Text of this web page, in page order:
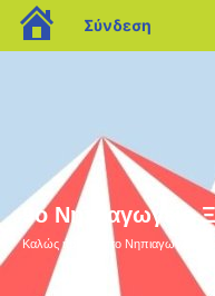
9ο Νηπιαγωγείο
Καλώς ήρθατε στο Nηπιαγωγείο μας!
blogs.sch.gr
Σύνδεση